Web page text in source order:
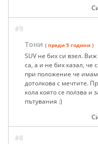
#9
Тони ( преди 5 години )
SUV не бих си взел.
са, а и не бих казал, че
при положение че имам
дотолкова с мечтите.
кола която се ползва и
пътувания :)
#8